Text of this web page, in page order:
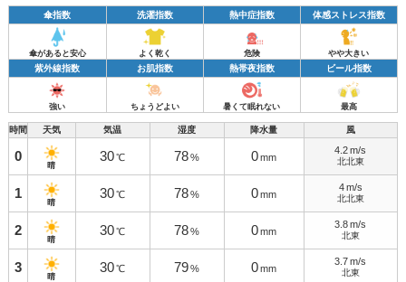
傘指数 洗濯指数 熱中症指数 体感ストレス指数
傘があると安心 よく乾く 危険 やや大きい
紫外線指数 お肌指数 熱帯夜指数 ビール指数
強い ちょうどよい 暑くて眠れない 最高
時間 天気 気温 湿度 降水量 風
0
晴
30 ℃ 78 % 0 mm
4.2 m/s
北北東
1
晴
30 ℃ 78 % 0 mm
4m/s
北北東
2
晴
30 ℃ 78 % 0 mm
3.8 m/s
北東
3
晴
30 ℃ 79 % 0 mm
3.7 m/s
北東